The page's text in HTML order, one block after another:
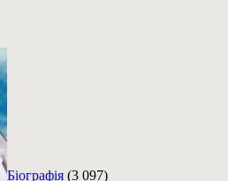
Біографія (3 097)